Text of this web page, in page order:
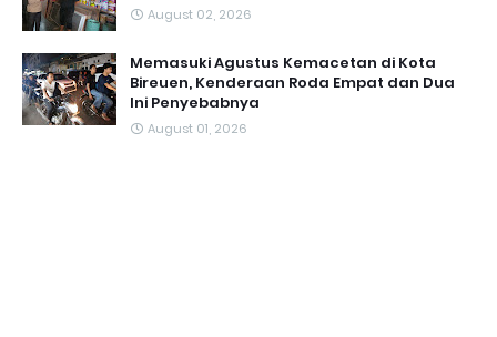
August 02, 2026
Memasuki Agustus Kemacetan di Kota
Bireuen, Kenderaan Roda Empat dan Dua
Ini Penyebabnya
August 01, 2026